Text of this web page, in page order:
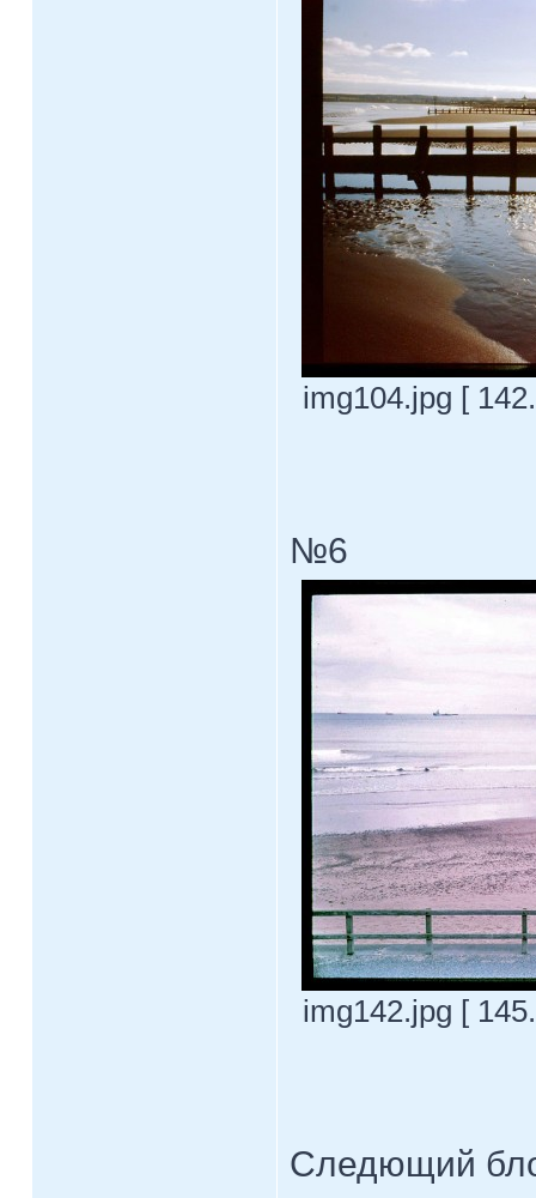
img104.jpg [
№6
img142.jpg [
Следющий